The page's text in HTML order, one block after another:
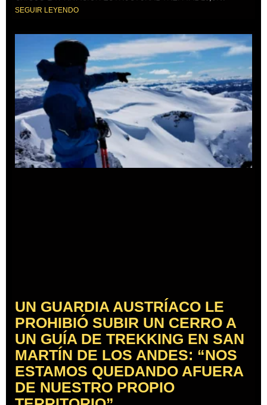
SEGUIR LEYENDO
UN GUARDIA AUSTRÍACO LE
PROHIBIÓ SUBIR UN CERRO A
UN GUÍA DE TREKKING EN SAN
MARTÍN DE LOS ANDES: “NOS
ESTAMOS QUEDANDO AFUERA
DE NUESTRO PROPIO